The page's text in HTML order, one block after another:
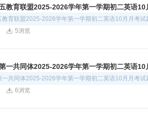
教育联盟2025-2026学年第一学期初二英语10
育联盟2025-2026学年第一学期初二英语10月月考试
5浏览
一共同体2025-2026学年第一学期初二英语10
共同体2025-2026学年第一学期初二英语10月月考试
6浏览